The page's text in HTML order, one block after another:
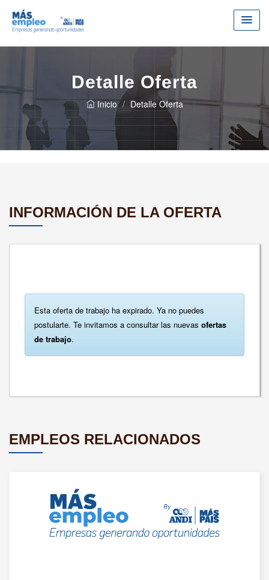
Detalle Oferta
Inicio Detalle Oferta
INFORMACIÓN DE LA OFERTA
Esta oferta de trabajo ha expirado. Ya no puedes
postularte. Te invitamos a consultar las nuevas ofertas
de trabajo.
EMPLEOS RELACIONADOS